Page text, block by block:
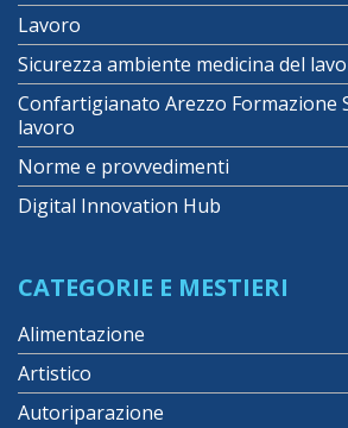
Lavoro
Sicurezza ambiente medicina del
Confartigianato Arezzo Formazione
lavoro
Norme e provvedimenti
Digital Innovation Hub
CATEGORIE E MESTIERI
Alimentazione
Artistico
Autoriparazione